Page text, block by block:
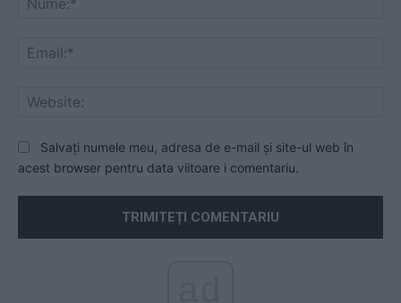
Salvați numele meu, adresa de e-mail și site-ul web în
acest browser pentru data viitoare i comentariu.